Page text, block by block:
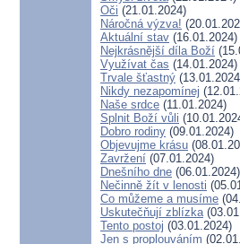
Oči (21.01.2024)
Náročná výzva!
Aktuální stav (16.01.2024)
Nejkrásnější díla Boží
Využívat čas (14.01.2024)
Trvale šťastný
Nikdy nezapomínej
Naše srdce (11.01.2024)
Splnit Boží vůli
Dobro rodiny (09.01.2024)
Objevujme krásu
Zavržení (07.01.2024)
Dnešního dne (06.01.2024)
Nečinně žít v lenosti
Co můžeme a musíme
Uskutečňují zblízka
Tento postoj (03.01.2024)
Jen s proplouváním